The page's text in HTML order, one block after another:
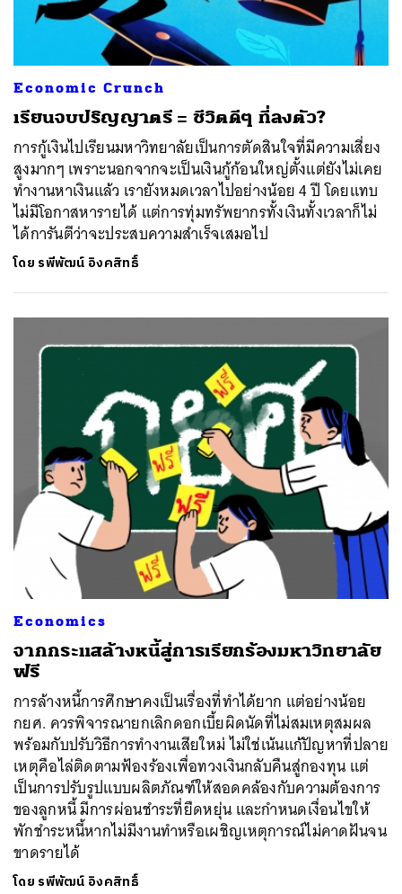
Economic Crunch
เรียนจบปริญญาตรี = ชีวิตดีๆ ที่ลงตัว?
การกู้เงินไปเรียนมหาวิทยาลัยเป็นการตัดสินใจที่มีความเสี่ยง
สูงมากๆ เพราะนอกจากจะเป็นเงินกู้ก้อนใหญ่ตั้งแต่ยังไม่เคย
ทำงานหาเงินแล้ว เรายังหมดเวลาไปอย่างน้อย 4 ปี โดยแทบ
ไม่มีโอกาสหารายได้ แต่การทุ่มทรัพยากรทั้งเงินทั้งเวลาก็ไม่
ได้การันตีว่าจะประสบความสำเร็จเสมอไป
โดย รพีพัฒน์ อิงคสิทธิ์
Economics
จากกระแสล้างหนี้สู่การเรียกร้องมหาวิทยาลัย
ฟรี
การล้างหนี้การศึกษาคงเป็นเรื่องที่ทำได้ยาก แต่อย่างน้อย
กยศ. ควรพิจารณายกเลิกดอกเบี้ยผิดนัดที่ไม่สมเหตุสมผล
พร้อมกับปรับวิธีการทำงานเสียใหม่ ไม่ใช่เน้นแก้ปัญหาที่ปลาย
เหตุคือไล่ติดตามฟ้องร้องเพื่อทวงเงินกลับคืนสู่กองทุน แต่
เป็นการปรับรูปแบบผลิตภัณฑ์ให้สอดคล้องกับความต้องการ
ของลูกหนี้ มีการผ่อนชำระที่ยืดหยุ่น และกำหนดเงื่อนไขให้
พักชำระหนี้หากไม่มีงานทำหรือเผชิญเหตุการณ์ไม่คาดฝันจน
ขาดรายได้
โดย รพีพัฒน์ อิงคสิทธิ์